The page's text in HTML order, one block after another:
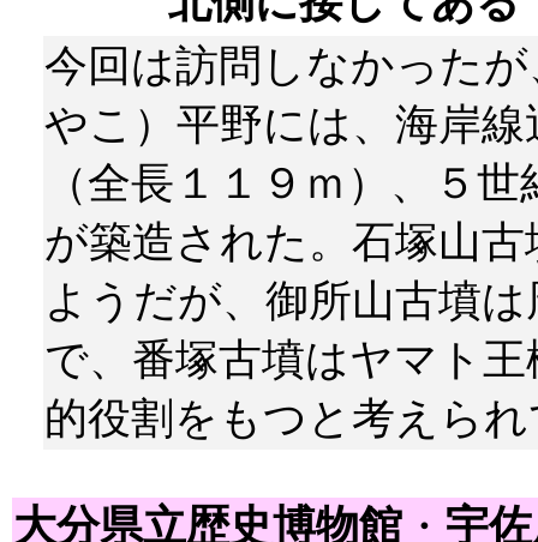
今回は訪問しなかった
やこ）平野には、海岸
（全長１１９ｍ）、５
が築造された。石塚山
ようだが、御所山古墳
で、番塚古墳はヤマト
的役割をもつと考えら
大分県立歴史博物館 ・ 宇